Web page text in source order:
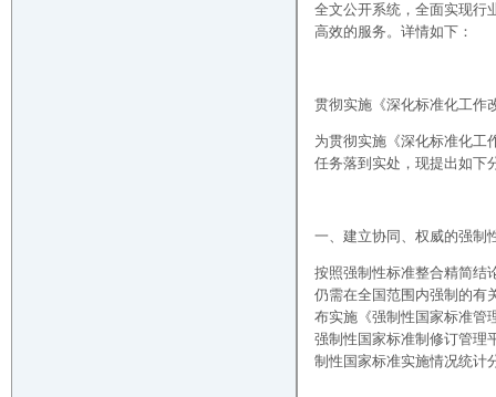
全文公开系统，全面实现行
高效的服务。详情如下：
贯彻实施《深化标准化工作
为贯彻实施《深化标准化工
任务落到实处，现提出如下
一、建立协同、权威的强制
按照强制性标准整合精简结
仍需在全国范围内强制的有
布实施《强制性国家标准管
强制性国家标准制修订管理
制性国家标准实施情况统计